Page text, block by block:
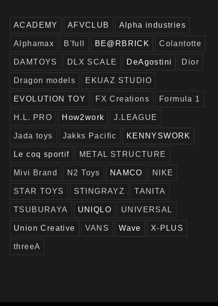
ACADEMY AFVCLUB Alpha industries
Alphamax B'full BE@RBRICK Colantotte
DAMTOYS DLX SCALE DeAgostini Dior
Dragon models EKUAZ STUDIO
EVOLUTION TOY FX Creations Formula 1
H.L. PRO How2work J.LEAGUE
Jada toys Jakks Pacific KENNYSWORK
Le coq sportif METAL STRUCTURE
Mivi Brand N2 Toys NAMCO NIKE
STAR TOYS STINGRAYZ TANITA
TSUBURAYA UNIQLO UNIVERSAL
Union Creative VANS Wave X-PLUS
threeA